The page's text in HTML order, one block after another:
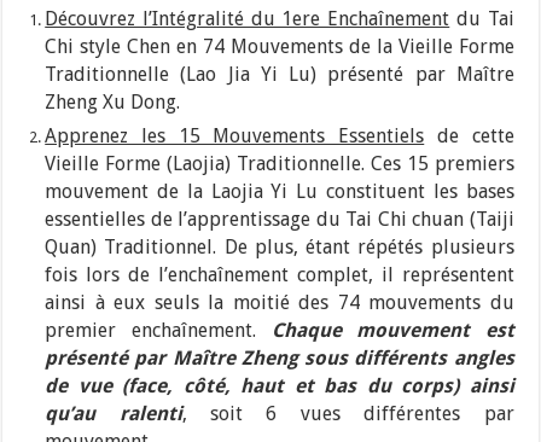
Découvrez l’Intégralité du 1ere Enchaînement du Tai
Chi style Chen en 74 Mouvements de la Vieille Forme
Traditionnelle (Lao Jia Yi Lu) présenté par Maître
Zheng Xu Dong.
Apprenez les 15 Mouvements Essentiels de cette
Vieille Forme (Laojia) Traditionnelle. Ces 15 premiers
mouvement de la Laojia Yi Lu constituent les bases
essentielles de l’apprentissage du Tai Chi chuan (Taiji
Quan) Traditionnel. De plus, étant répétés plusieurs
fois lors de l’enchaînement complet, il représentent
ainsi à eux seuls la moitié des 74 mouvements du
premier enchaînement.
Chaque mouvement est
présenté par Maître Zheng sous différents angles
de vue (face, côté, haut et bas du corps) ainsi
qu’au ralenti, soit 6 vues différentes par